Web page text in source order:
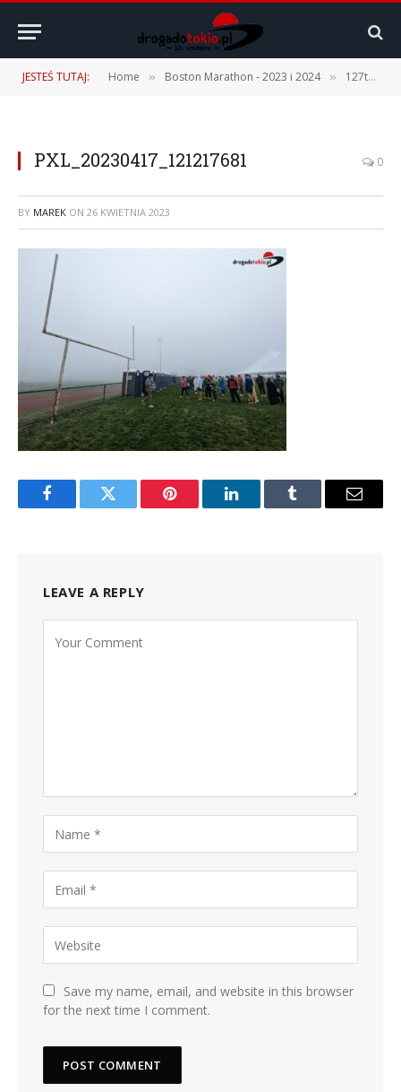
JESTEŚ TUTAJ: Home » Boston Marathon - 2023 i 2024 » 127th Boston Marathon – 17.04.2023 r. [1 część – Podróż, Expo, Fan Fest]
PXL_20230417_121217681 0
BY MAREK ON 26 KWIETNIA 2023
FacebookTwitter Pinterest LinkedInTumblr Email
LEAVE A REPLY
Save my name, email, and website in this browser
for the next time I comment.